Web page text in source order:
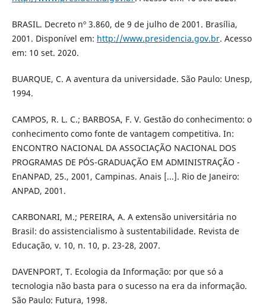
BRASIL. Decreto nº 3.860, de 9 de julho de 2001. Brasília,
2001. Disponível em: http://www.presidencia.gov.br. Acesso
em: 10 set. 2020.
BUARQUE, C. A aventura da universidade. São Paulo: Unesp,
1994.
CAMPOS, R. L. C.; BARBOSA, F. V. Gestão do conhecimento: o
conhecimento como fonte de vantagem competitiva. In:
ENCONTRO NACIONAL DA ASSOCIAÇÃO NACIONAL DOS
PROGRAMAS DE PÓS-GRADUAÇÃO EM ADMINISTRAÇÃO -
EnANPAD, 25., 2001, Campinas. Anais [...]. Rio de Janeiro:
ANPAD, 2001.
CARBONARI, M.; PEREIRA, A. A extensão universitária no
Brasil: do assistencialismo à sustentabilidade. Revista de
Educação, v. 10, n. 10, p. 23-28, 2007.
DAVENPORT, T. Ecologia da Informação: por que só a
tecnologia não basta para o sucesso na era da informação.
São Paulo: Futura, 1998.